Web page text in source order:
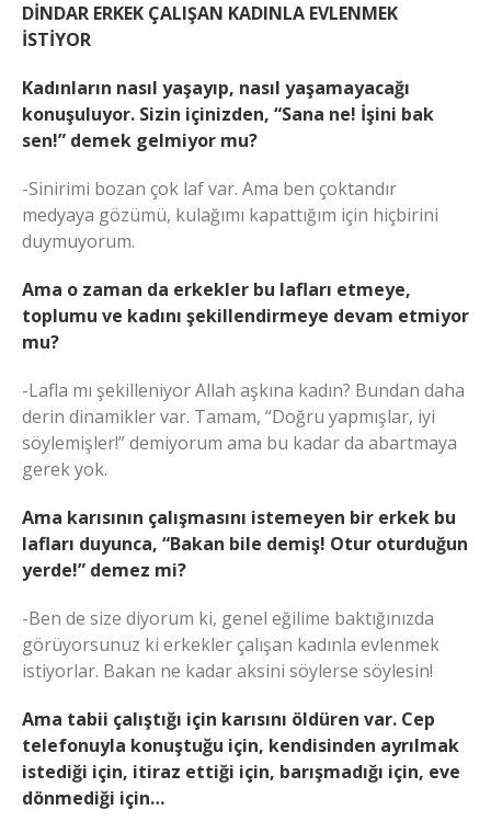
DİNDAR ERKEK ÇALIŞAN KADINLA EVLENMEK
İSTİYOR
Kadınların nasıl yaşayıp, nasıl yaşamayacağı
konuşuluyor. Sizin içinizden, “Sana ne! İşini bak
sen!” demek gelmiyor mu?
-Sinirimi bozan çok laf var. Ama ben çoktandır
medyaya gözümü, kulağımı kapattığım için hiçbirini
duymuyorum.
Ama o zaman da erkekler bu lafları etmeye,
toplumu ve kadını şekillendirmeye devam etmiyor
mu?
-Lafla mı şekilleniyor Allah aşkına kadın? Bundan daha
derin dinamikler var. Tamam, “Doğru yapmışlar, iyi
söylemişler!” demiyorum ama bu kadar da abartmaya
gerek yok.
Ama karısının çalışmasını istemeyen bir erkek bu
lafları duyunca, “Bakan bile demiş! Otur oturduğun
yerde!” demez mi?
-Ben de size diyorum ki, genel eğilime baktığınızda
görüyorsunuz ki erkekler çalışan kadınla evlenmek
istiyorlar. Bakan ne kadar aksini söylerse söylesin!
Ama tabii çalıştığı için karısını öldüren var. Cep
telefonuyla konuştuğu için, kendisinden ayrılmak
istediği için, itiraz ettiği için, barışmadığı için, eve
dönmediği için…